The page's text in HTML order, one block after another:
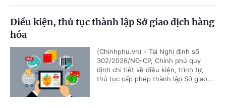
Điều kiện, thủ tục thành lập Sở giao dịch hàng
hóa
(Chinhphu.vn) - Tại Nghị định số
302/2026/NĐ-CP, Chính phủ quy
định chi tiết về điều kiện, trình tự,
thủ tục cấp phép thành lập Sở giao...